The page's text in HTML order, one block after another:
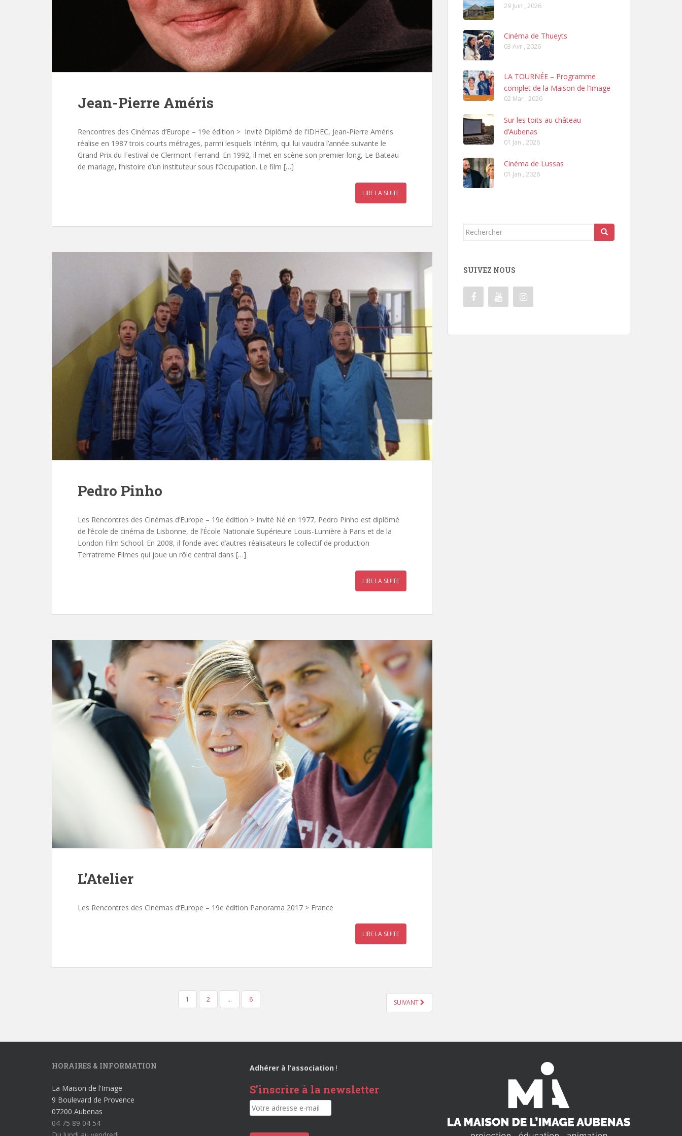
Jean-Pierre Améris
Rencontres des Cinémas d’Europe – 19e édition > Invité Diplômé de l’IDHEC, Jean-Pierre Améris
réalise en 1987 trois courts métrages, parmi lesquels Intérim, qui lui vaudra l’année suivante le
Grand Prix du Festival de Clermont-Ferrand. En 1992, il met en scène son premier long, Le Bateau
de mariage, l’histoire d’un instituteur sous l’Occupation. Le film […]
LIRE LA SUITE
Pedro Pinho
Les Rencontres des Cinémas d’Europe – 19e édition > Invité Né en 1977, Pedro Pinho est diplômé
de l’école de cinéma de Lisbonne, de l’École Nationale Supérieure Louis-Lumière à Paris et de la
London Film School. En 2008, il fonde avec d’autres réalisateurs le collectif de production
Terratreme Filmes qui joue un rôle central dans […]
LIRE LA SUITE
L’Atelier
Les Rencontres des Cinémas d’Europe – 19e édition Panorama 2017 > France
LIRE LA SUITE
NAVIGATION DES ARTICLES
1 2 … 6 SUIVANT
29 Juin , 2026
Cinéma de Thueyts
03 Avr , 2026
LA TOURNÉE – Programme
complet de la Maison de l’Image
02 Mar , 2026
Sur les toits au château
d’Aubenas
01 Jan , 2026
Cinéma de Lussas
01 Jan , 2026
Rechercher...
SUIVEZ NOUS
HORAIRES & INFORMATION
La Maison de l'Image
9 Boulevard de Provence
07200 Aubenas
04 75 89 04 54
Adhérer à l’association !
S’inscrire à la newsletter